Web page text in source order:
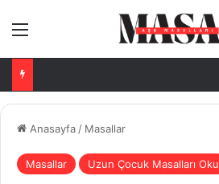
Menü
Anasayfa / Masallar
Masallar Uzun Çocuk Masalları Oku